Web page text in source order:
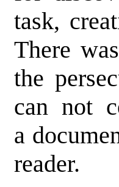
task,
There
the
can not
a
reader.